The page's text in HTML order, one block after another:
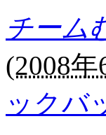
チーム
(2008
ックバ